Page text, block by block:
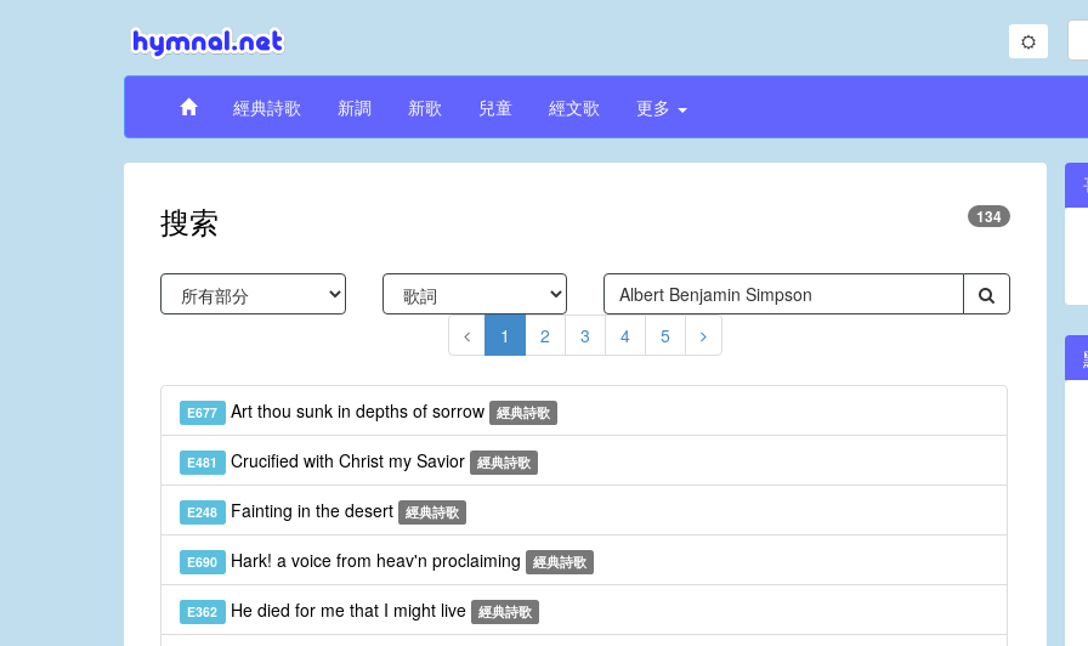
經典詩歌 新調 新歌 兒童 經文歌 更多
搜索 134
1 2 3 4 5
E677 Art thou sunk in depths of sorrow 經典詩歌
E481 Crucified with Christ my Savior 經典詩歌
E248 Fainting in the desert 經典詩歌
E690 Hark! a voice from heav'n proclaiming 經典詩歌
E362 He died for me that I might live 經典詩歌